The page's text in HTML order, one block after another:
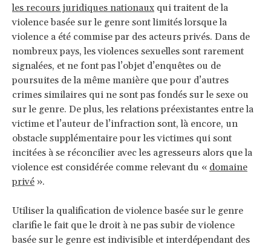
les recours juridiques nationaux qui traitent de la
violence basée sur le genre sont limités lorsque la
violence a été commise par des acteurs privés. Dans de
nombreux pays, les violences sexuelles sont rarement
signalées, et ne font pas l’objet d’enquêtes ou de
poursuites de la même manière que pour d’autres
crimes similaires qui ne sont pas fondés sur le sexe ou
sur le genre. De plus, les relations préexistantes entre la
victime et l’auteur de l’infraction sont, là encore, un
obstacle supplémentaire pour les victimes qui sont
incitées à se réconcilier avec les agresseurs alors que la
violence est considérée comme relevant du « domaine
privé ».
Utiliser la qualification de violence basée sur le genre
clarifie le fait que le droit à ne pas subir de violence
basée sur le genre est indivisible et interdépendant des